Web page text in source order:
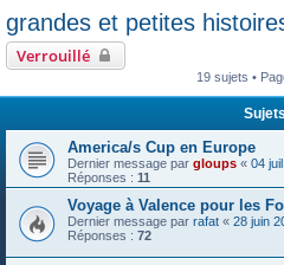
grandes et petites
Verrouillé
19 sujets •
America/s Cup en Europe
Dernier message par gloups « 04
Réponses : 11
Voyage à Valence pour les
Dernier message par rafat « 28 juin
Réponses : 72